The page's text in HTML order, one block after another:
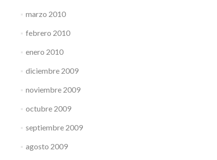
marzo 2010
febrero 2010
enero 2010
diciembre 2009
noviembre 2009
octubre 2009
septiembre 2009
agosto 2009